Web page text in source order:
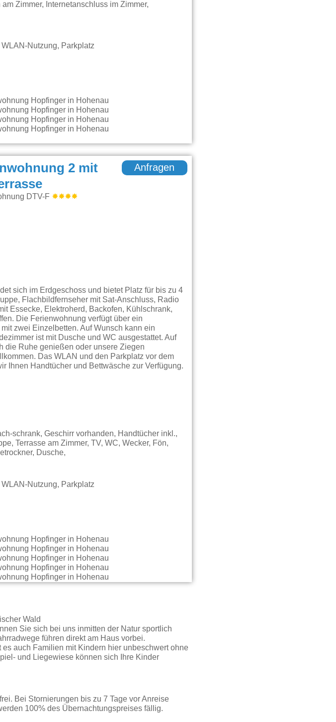
Zimmer, Internetanschluss im Zimmer,
Nutzung, Parkplatz
2 mit
DTV-F
Anfragen
sich im Erdgeschoss und bietet Platz für bis zu 4
Flachbildfernseher mit Sat-Anschluss, Radio
Essecke, Elektroherd, Backofen, Kühlschrank,
Die Ferienwohnung verfügt über ein
zwei Einzelbetten. Auf Wunsch kann ein
ist mit Dusche und WC ausgestattet. Auf
die Ruhe genießen oder unsere Ziegen
Das WLAN und den Parkplatz vor dem
Ihnen Handtücher und Bettwäsche zur Verfügung.
schrank, Geschirr vorhanden, Handtücher inkl.,
Terrasse am Zimmer, TV, WC, Wecker, Fön,
Dusche,
Nutzung, Parkplatz
Wald
Sie sich bei uns inmitten der Natur sportlich
führen direkt am Haus vorbei.
auch Familien mit Kindern hier unbeschwert ohne
und Liegewiese können sich Ihre Kinder
Bei Stornierungen bis zu 7 Tage vor Anreise
100% des Übernachtungspreises fällig.